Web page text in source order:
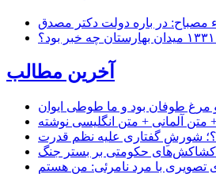
مصباح: در باره دولت دکتر مصدق
آخرین مطالب
مرغ طوفان بود و ما طوطی ایوان
آلمانی + متن انگلیسی نوشته
شورشِ گفتاری علیه نظم قدرت
حکومتی بر بستر جنگ